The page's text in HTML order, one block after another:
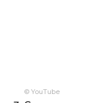
© YouTube